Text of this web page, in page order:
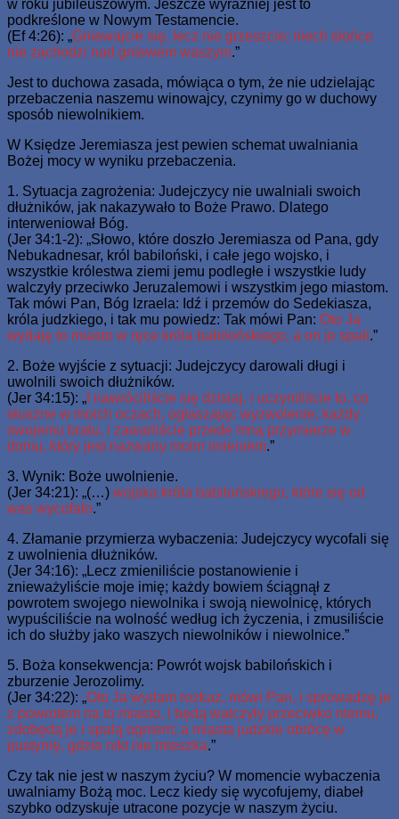
w roku jubileuszowym. Jeszcze wyraźniej jest to
podkreślone w Nowym Testamencie.
(Ef 4:26): „Gniewajcie się, lecz nie grzeszcie; niech słońce
nie zachodzi nad gniewem waszym.”
Jest to duchowa zasada, mówiąca o tym, że nie udzielając
przebaczenia naszemu winowajcy, czynimy go w duchowy
sposób niewolnikiem.
W Księdze Jeremiasza jest pewien schemat uwalniania
Bożej mocy w wyniku przebaczenia.
1. Sytuacja zagrożenia: Judejczycy nie uwalniali swoich
dłużników, jak nakazywało to Boże Prawo. Dlatego
interweniował Bóg.
(Jer 34:1-2): „Słowo, które doszło Jeremiasza od Pana, gdy
Nebukadnesar, król babiloński, i całe jego wojsko, i
wszystkie królestwa ziemi jemu podległe i wszystkie ludy
walczyły przeciwko Jeruzalemowi i wszystkim jego miastom.
Tak mówi Pan, Bóg Izraela: Idź i przemów do Sedekiasza,
króla judzkiego, i tak mu powiedz: Tak mówi Pan: Oto Ja
wydaję to miasto w ręce króla babilońskiego, a on je spali.”
2. Boże wyjście z sytuacji: Judejczycy darowali długi i
uwolnili swoich dłużników.
(Jer 34:15): „ I nawróciliście się dzisiaj, i uczyniliście to, co
słuszne w moich oczach, ogłaszając wyzwolenie, każdy
swojemu bratu, i zawarliście przede mną przymierze w
domu, który jest nazwany moim imieniem.”
3. Wynik: Boże uwolnienie.
(Jer 34:21): „(…) wojska króla babilońskiego, które się od
was wycofało.”
4. Złamanie przymierza wybaczenia: Judejczycy wycofali się
z uwolnienia dłużników.
(Jer 34:16): „Lecz zmieniliście postanowienie i
znieważyliście moje imię; każdy bowiem ściągnął z
powrotem swojego niewolnika i swoją niewolnicę, których
wypuściliście na wolność według ich życzenia, i zmusiliście
ich do służby jako waszych niewolników i niewolnice.”
5. Boża konsekwencja: Powrót wojsk babilońskich i
zburzenie Jerozolimy.
(Jer 34:22): „Oto Ja wydam rozkaz, mówi Pan, i sprowadzę je
z powrotem na to miasto, i będą walczyły przeciwko niemu,
zdobędą je i spalą ogniem; a miasta judzkie obrócę w
pustynię, gdzie nikt nie mieszka.”
Czy tak nie jest w naszym życiu? W momencie wybaczenia
uwalniamy Bożą moc. Lecz kiedy się wycofujemy, diabeł
szybko odzyskuje utracone pozycje w naszym życiu.